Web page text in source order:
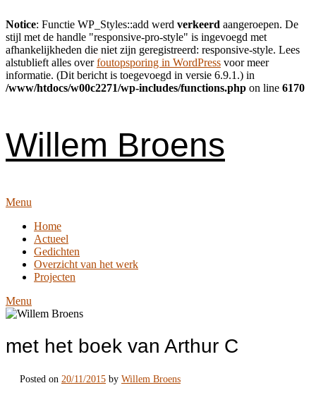
Notice: Functie WP_Styles::add werd verkeerd aangeroepen. De
stijl met de handle "responsive-pro-style" is ingevoegd met
afhankelijkheden die niet zijn geregistreerd: responsive-style. Lees
alstublieft alles overfoutopsporing in WordPress voor meer
informatie. (Dit bericht is toegevoegd in versie 6.9.1.) in
/www/htdocs/w00c2271/wp-includes/functions.php on line 6170
Willem Broens
Menu
Home
Actueel
Gedichten
Overzicht van het werk
Projecten
Menu
met het boek van Arthur C
Posted on 20/11/2015 by Willem Broens